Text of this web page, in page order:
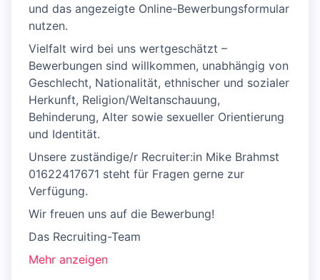
und das angezeigte Online-Bewerbungsformular
nutzen.
Vielfalt wird bei uns wertgeschätzt –
Bewerbungen sind willkommen, unabhängig von
Geschlecht, Nationalität, ethnischer und sozialer
Herkunft, Religion/Weltanschauung,
Behinderung, Alter sowie sexueller Orientierung
und Identität.
Unsere zuständige/r Recruiter:in Mike Brahmst
01622417671 steht für Fragen gerne zur
Verfügung.
Wir freuen uns auf die Bewerbung!
Das Recruiting-Team
Mehr anzeigen